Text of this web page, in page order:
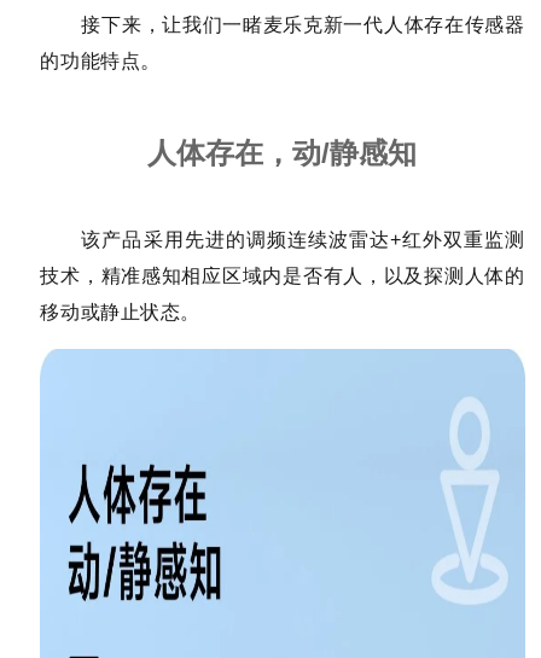
接下来，让我们一睹麦乐克新一代人体存在传感器
的功能特点。
人体存在，动/静感知
该产品采用先进的调频连续波雷达+红外双重监测
技术， 精准感知相应区域内是否有人，以及探测人体的
移动或静止状态。